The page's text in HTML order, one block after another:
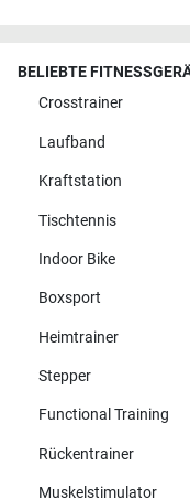
BELIEBTE
Crosstrainer
Laufband
Kraftstation
Tischtennis
Indoor Bike
Boxsport
Heimtrainer
Stepper
Functional Training
Rückentrainer
Muskelstimulator